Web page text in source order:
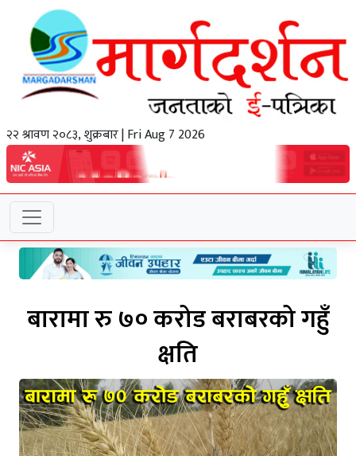
२२ श्रावण २०८३, शुक्रबार | Fri Aug 7 2026
बारामा रु ७० करोड बराबरको गहुँ
क्षति